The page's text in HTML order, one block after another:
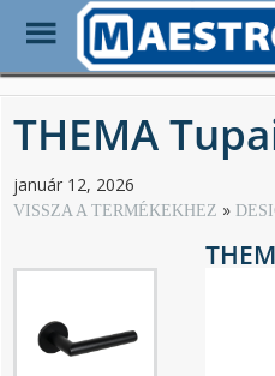
Skip
Toggle
Menu
THEMA
január 12, 2026
VISSZA A TERMÉKEKHEZ